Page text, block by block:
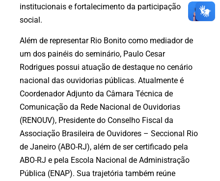
institucionais e fortalecimento da participação
social.
Além de representar Rio Bonito como mediador de
um dos painéis do seminário, Paulo Cesar
Rodrigues possui atuação de destaque no cenário
nacional das ouvidorias públicas. Atualmente é
Coordenador Adjunto da Câmara Técnica de
Comunicação da Rede Nacional de Ouvidorias
(RENOUV), Presidente do Conselho Fiscal da
Associação Brasileira de Ouvidores – Seccional Rio
de Janeiro (ABO-RJ), além de ser certificado pela
ABO-RJ e pela Escola Nacional de Administração
Pública (ENAP). Sua trajetória também reúne